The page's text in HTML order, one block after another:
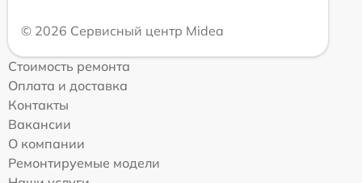
© 2026 Сервисный центр Midea
Стоимость ремонта
Оплата и доставка
Контакты
Вакансии
О компании
Ремонтируемые модели